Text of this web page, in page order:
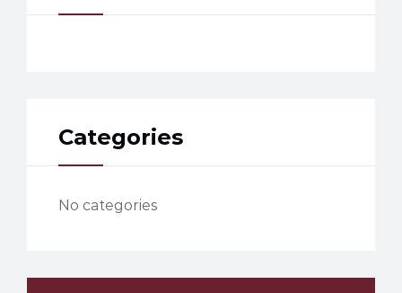
Categories
No categories